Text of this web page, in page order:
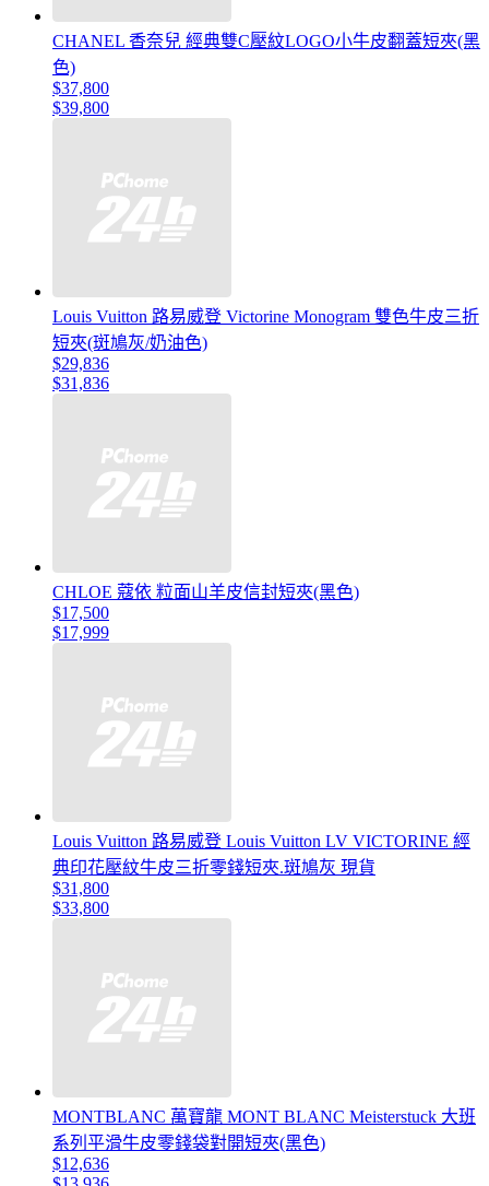
CHANEL 香奈兒 經典雙C壓紋LOGO小牛皮翻蓋短夾(黑
色)
$37,800
$39,800
Louis Vuitton 路易威登 Victorine Monogram 雙色牛皮三折
短夾(斑鳩灰/奶油色)
$29,836
$31,836
CHLOE 蔻依 粒面山羊皮信封短夾(黑色)
$17,500
$17,999
Louis Vuitton 路易威登 Louis Vuitton LV VICTORINE 經
典印花壓紋牛皮三折零錢短夾.斑鳩灰 現貨
$31,800
$33,800
MONTBLANC 萬寶龍 MONT BLANC Meisterstuck 大班
系列平滑牛皮零錢袋對開短夾(黑色)
$12,636